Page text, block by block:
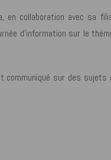
en collaboration avec sa
d’information sur le
communiqué sur des sujets